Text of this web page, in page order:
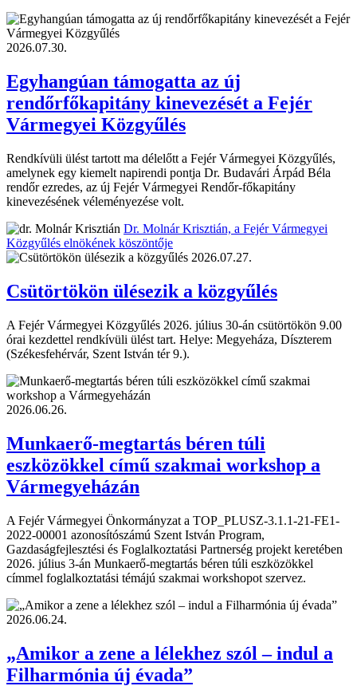
2026.07.30.
Egyhangúan támogatta az új
rendőrfőkapitány kinevezését a Fejér
Vármegyei Közgyűlés
Rendkívüli ülést tartott ma délelőtt a Fejér Vármegyei Közgyűlés,
amelynek egy kiemelt napirendi pontja Dr. Budavári Árpád Béla
rendőr ezredes, az új Fejér Vármegyei Rendőr-főkapitány
kinevezésének véleményezése volt.
Dr. Molnár Krisztián, a Fejér Vármegyei
Közgyűlés elnökének köszöntője
2026.07.27.
Csütörtökön ülésezik a közgyűlés
A Fejér Vármegyei Közgyűlés 2026. július 30-án csütörtökön 9.00
órai kezdettel rendkívüli ülést tart. Helye: Megyeháza, Díszterem
(Székesfehérvár, Szent István tér 9.).
2026.06.26.
Munkaerő-megtartás béren túli
eszközökkel című szakmai workshop a
Vármegyeházán
A Fejér Vármegyei Önkormányzat a TOP_PLUSZ-3.1.1-21-FE1-
2022-00001 azonosítószámú Szent István Program,
Gazdaságfejlesztési és Foglalkoztatási Partnerség projekt keretében
2026. július 3-án Munkaerő-megtartás béren túli eszközökkel
címmel foglalkoztatási témájú szakmai workshopot szervez.
2026.06.24.
„Amikor a zene a lélekhez szól – indul a
Filharmónia új évada”